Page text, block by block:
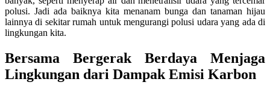
polusi. Jadi ada baiknya kita menanam bunga dan tanaman hijau
lainnya di sekitar rumah untuk mengurangi polusi udara yang ada di
lingkungan kita.
Bersama Bergerak Berdaya Menjaga
Lingkungan dari Dampak Emisi Karbon